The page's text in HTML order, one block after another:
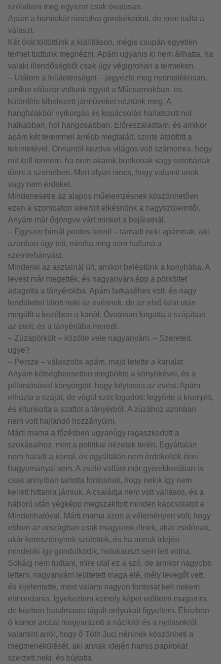
szólaltam meg egyszer csak óvatosan.
Apám a homlokát ráncolva gondolkodott, de nem tudta a
választ.
Két órát töltöttünk a kiállításon, mégis csupán egyetlen
termet tudtunk megnézni. Apám ugyanis ki nem állhatta, ha
valaki illendőségből csak úgy végigrohan a termeken.
– Utálom a felületességet – jegyezte meg nyomatékosan,
amikor először voltunk együtt a Műcsarnokban, és
különféle kibelezett járműveket néztünk meg. A
hangfalakból nyikorgás és kopácsolás hallatszott hol
halkabban, hol hangosabban. Előreszaladtam, és amikor
apám két teremmel arrébb megtalált, szinte átdöfött a
tekintetével. Onnantól kezdve világos volt számomra, hogy
mit kell tennem, ha nem akarok bunkónak vagy ostobának
tűnni a szemében. Mert olyan nincs, hogy valamit unok
vagy nem érdekel.
Mindenesetre az alapos műelemzésnek köszönhetően
ezen a szombaton sikerült elkésnünk a nagyszüleimtől.
Anyám már őrjöngve várt minket a bejáratnál.
– Egyszer bírnál pontos lenni! – támadt neki apámnak, aki
azonban úgy tett, mintha meg sem hallaná a
szemrehányást.
Mindenki az asztalnál ült, amikor beléptünk a konyhába. A
levest már megették, és nagyanyám épp a pörköltet
adagolta a tányérokba. Apám farkaséhes volt, és nagy
lendülettel látott neki az evésnek, de az első falat után
megállt a kezében a kanál. Óvatosan forgatta a szájában
az ételt, és a tányérjába meredt.
– Zúzapörkölt – közölte vele nagyanyám. – Szereted,
ugye?
– Persze – válaszolta apám, majd letette a kanalat.
Anyám kétségbeesetten megbökte a könyökével, és a
pillantásával könyörgött, hogy folytassa az evést. Apám
elhúzta a száját, de végül szót fogadott: legyűrte a krumplit,
és kitunkolta a szaftot a tányérból. A zúzához azonban
nem volt hajlandó hozzányúlni.
Márti mama a főzésben ugyanúgy ragaszkodott a
szokásaihoz, mint a politikai nézetek terén. Egyáltalán
nem haladt a korral, és egyáltalán nem érdekelték ősei
hagyományai sem. A zsidó vallást már gyerekkorában is
csak annyiban tartotta fontosnak, hogy nekik így nem
kellett hittanra járniuk. A családja nem volt vallásos, és a
háború után végképp megszakított minden kapcsolatot a
Mindenhatóval. Márti mama azon a véleményen volt, hogy
ebben az országban csak magyarok élnek, akár zsidónak,
akár kereszténynek születtek, és ha annak idején
mindenki így gondolkodik, holokauszt sem lett volna.
Sokáig nem tudtam, mire utal ez a szó, de amikor nagyobb
lettem, nagyanyám leültetett maga elé, mély levegőt vett,
és kijelentette, most valami nagyon fontosat kell nekem
elmondania. Igyekeztem komoly képet erőltetni magamra,
de közben hatalmasra tágult orrlyukait figyeltem. Eközben
ő komor arccal magyarázott a nácikról és a nyilasokról,
valamint arról, hogy ő Tóth Juci néninek köszönheti a
megmenekülését, aki annak idején hamis papírokat
szerzett neki, és bújtatta.